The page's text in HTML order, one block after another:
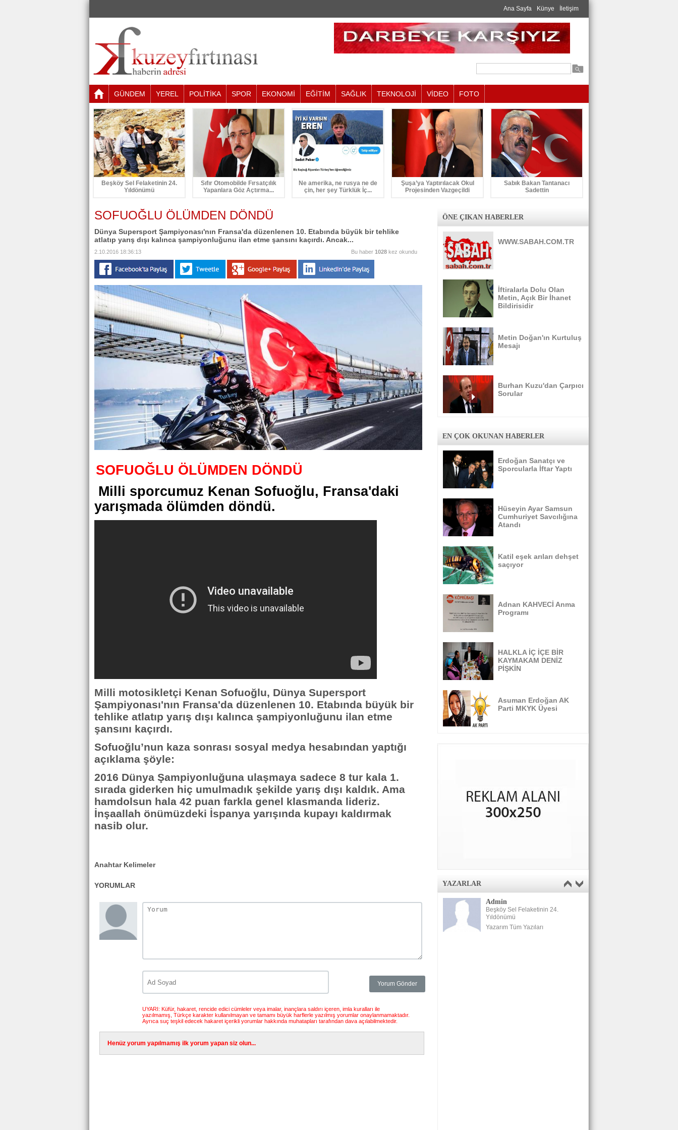
Ana Sayfa Künye İletişim
GÜNDEM YEREL POLİTİKA SPOR EKONOMİ EĞİTİM SAĞLIK TEKNOLOJİ VİDEO FOTO
Beşköy Sel Felaketinin 24.
Yıldönümü
Sıfır Otomobilde Fırsatçılık
Yapanlara Göz Açtırma...
Ne amerika, ne rusya ne de
çin, her şey Türklük İç...
Şuşa’ya Yaptırılacak Okul
Projesinden Vazgeçildi
Sabık Bakan Tantanacı
Sadettin
SOFUOĞLU ÖLÜMDEN DÖNDÜ
Dünya Supersport Şampiyonası'nın Fransa'da düzenlenen 10. Etabında büyük bir tehlike
atlatıp yarış dışı kalınca şampiyonluğunu ilan etme şansını kaçırdı. Ancak...
2.10.2016 18:36:13 Bu haber 1028 kez okundu
SOFUOĞLU ÖLÜMDEN DÖNDÜ
Milli sporcumuz Kenan Sofuoğlu, Fransa'daki
yarışmada ölümden döndü.
Milli motosikletçi Kenan Sofuoğlu, Dünya Supersport
Şampiyonası'nın Fransa'da düzenlenen 10. Etabında büyük bir
tehlike atlatıp yarış dışı kalınca şampiyonluğunu ilan etme
şansını kaçırdı.
Sofuoğlu’nun kaza sonrası sosyal medya hesabından yaptığı
açıklama şöyle:
2016 Dünya Şampiyonluğuna ulaşmaya sadece 8 tur kala 1.
sırada giderken hiç umulmadık şekilde yarış dışı kaldık. Ama
hamdolsun hala 42 puan farkla genel klasmanda lideriz.
İnşaallah önümüzdeki İspanya yarışında kupayı kaldırmak
nasib olur.
Anahtar Kelimeler
YORUMLAR
UYARI: Küfür, hakaret, rencide edici cümleler veya imalar, inançlara saldırı içeren, imla kuralları ile
yazılmamış, Türkçe karakter kullanılmayan ve tamamı büyük harflerle yazılmış yorumlar onaylanmamaktadır.
Ayrıca suç teşkil edecek hakaret içerikli yorumlar hakkında muhatapları tarafından dava açılabilmektedir.
Henüz yorum yapılmamış ilk yorum yapan siz olun...
ÖNE ÇIKAN HABERLER
WWW.SABAH.COM.TR
İftiralarla Dolu Olan
Metin, Açık Bir İhanet
Bildirisidir
Metin Doğan'ın Kurtuluş
Mesajı
Burhan Kuzu'dan Çarpıcı
Sorular
EN ÇOK OKUNAN HABERLER
Erdoğan Sanatçı ve
Sporcularla İftar Yaptı
Hüseyin Ayar Samsun
Cumhuriyet Savcılığına
Atandı
Katil eşek arıları dehşet
saçıyor
Adnan KAHVECİ Anma
Programı
HALKLA İÇ İÇE BİR
KAYMAKAM DENİZ
PİŞKİN
Asuman Erdoğan AK
Parti MKYK Üyesi
YAZARLAR
Admin
Beşköy Sel Felaketinin 24.
Yıldönümü
Yazarım Tüm Yazıları